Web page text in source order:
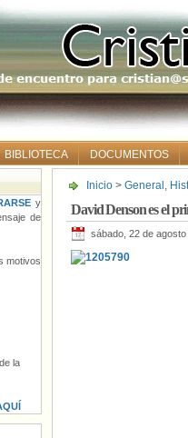
BIBLIOTECA DOCUMENTOS
Inicio > General ,
David Denson es el
sábado, 22 de
y
de
motivos
la